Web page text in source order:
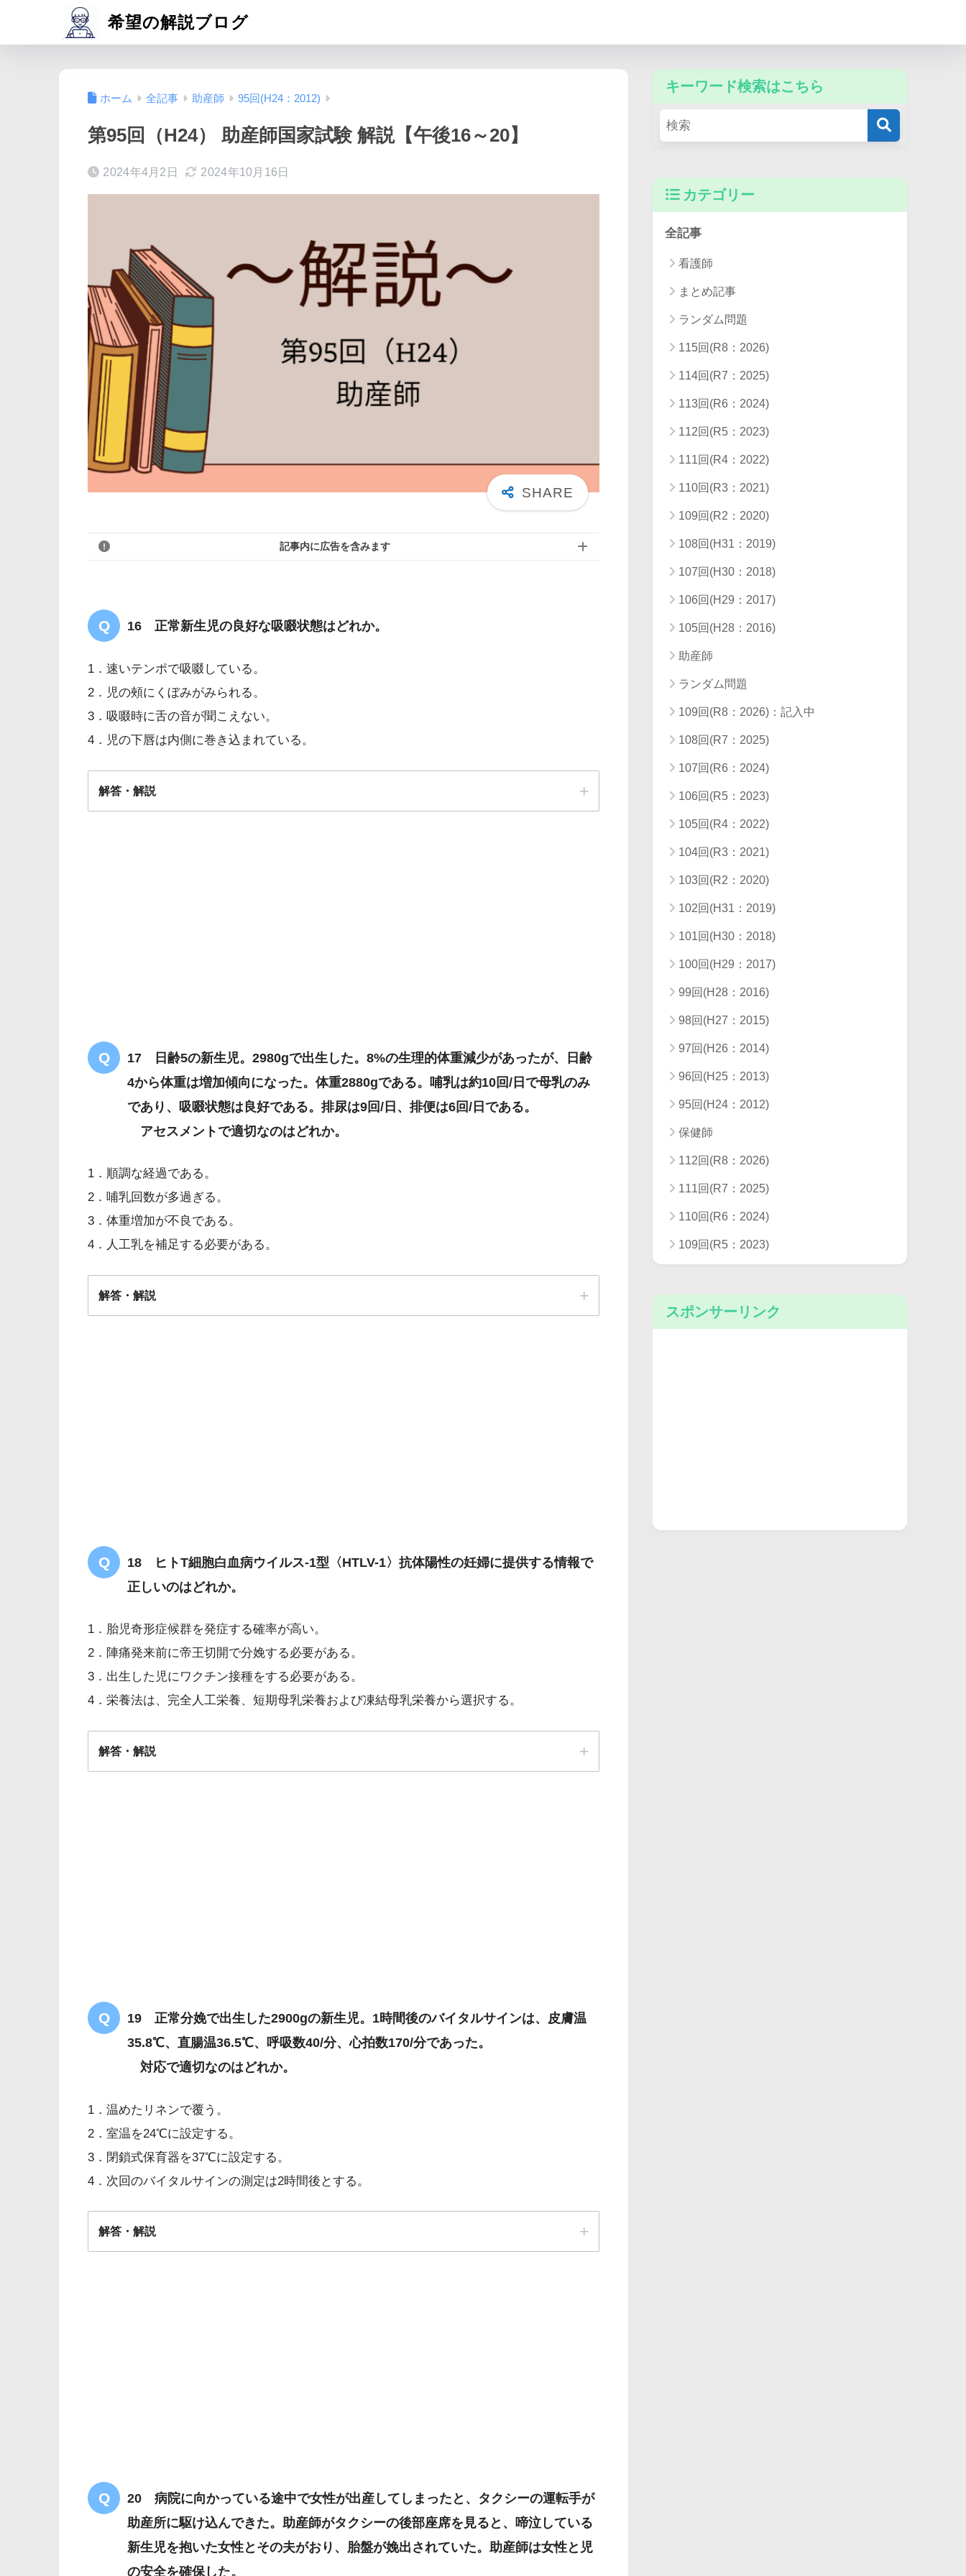
希望の解説ブログ
ホーム 全記事 助産師 95回(H24：2012)
第95回（H24） 助産師国家試験 解説【午後16～20】
2024年4月2日 2024年10月16日
記事内に広告を含みます
16 正常新生児の良好な吸啜状態はどれか。
1．速いテンポで吸啜している。
2．児の頰にくぼみがみられる。
3．吸啜時に舌の音が聞こえない。
4．児の下唇は内側に巻き込まれている。
解答・解説
17 日齢5の新生児。2980gで出生した。8%の生理的体重減少があったが、日齢
4から体重は増加傾向になった。体重2880gである。哺乳は約10回/日で母乳のみ
であり、吸啜状態は良好である。排尿は9回/日、排便は6回/日である。
アセスメントで適切なのはどれか。
1．順調な経過である。
2．哺乳回数が多過ぎる。
3．体重増加が不良である。
4．人工乳を補足する必要がある。
解答・解説
9回/日
6回/日
18 ヒトT細胞白血病ウイルス-1型〈HTLV-1〉抗体陽性の妊婦に提供する情報で
正しいのはどれか。
1．胎児奇形症候群を発症する確率が高い。
2．陣痛発来前に帝王切開で分娩する必要がある。
3．出生した児にワクチン接種をする必要がある。
4．栄養法は、完全人工栄養、短期母乳栄養および凍結母乳栄養から選択する。
解答・解説
19 正常分娩で出生した2900gの新生児。1時間後のバイタルサインは、皮膚温
35.8℃、直腸温36.5℃、呼吸数40/分、心拍数170/分であった。
対応で適切なのはどれか。
1．温めたリネンで覆う。
2．室温を24℃に設定する。
3．閉鎖式保育器を37℃に設定する。
4．次回のバイタルサインの測定は2時間後とする。
解答・解説
20 病院に向かっている途中で女性が出産してしまったと、タクシーの運転手が
助産所に駆け込んできた。助産師がタクシーの後部座席を見ると、啼泣している
新生児を抱いた女性とその夫がおり、胎盤が娩出されていた。助産師は女性と児
の安全を確保した。
キーワード検索はこちら
カテゴリー
全記事
看護師
まとめ記事
ランダム問題
115回(R8：2026)
114回(R7：2025)
113回(R6：2024)
112回(R5：2023)
111回(R4：2022)
110回(R3：2021)
109回(R2：2020)
108回(H31：2019)
107回(H30：2018)
106回(H29：2017)
105回(H28：2016)
助産師
ランダム問題
109回(R8：2026)：記入中
108回(R7：2025)
107回(R6：2024)
106回(R5：2023)
105回(R4：2022)
104回(R3：2021)
103回(R2：2020)
102回(H31：2019)
101回(H30：2018)
100回(H29：2017)
99回(H28：2016)
98回(H27：2015)
97回(H26：2014)
96回(H25：2013)
95回(H24：2012)
保健師
112回(R8：2026)
111回(R7：2025)
110回(R6：2024)
109回(R5：2023)
スポンサーリンク